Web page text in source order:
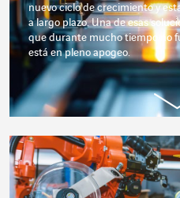
nuevo ciclo de crecimiento y
a largo plazo. Una de esas
que durante mucho tiempo no
está en pleno apogeo.